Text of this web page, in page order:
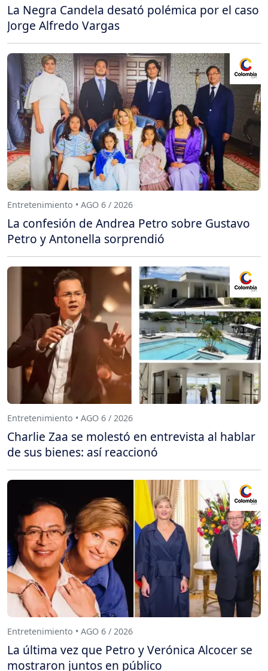
La Negra Candela desató polémica por el caso
Jorge Alfredo Vargas
Entretenimiento • AGO 6 / 2026
La confesión de Andrea Petro sobre Gustavo
Petro y Antonella sorprendió
Entretenimiento • AGO 6 / 2026
Charlie Zaa se molestó en entrevista al hablar
de sus bienes: así reaccionó
Entretenimiento • AGO 6 / 2026
La última vez que Petro y Verónica Alcocer se
mostraron juntos en público